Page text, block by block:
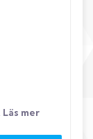
Läs mer